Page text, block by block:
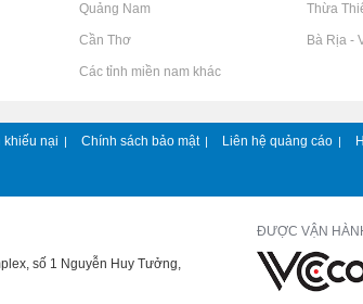
Rao vặt tại Quảng Nam Rao vặt tại Thừa
Rao vặt tại Cần Thơ Rao vặt tại Bà Rịa -
Rao vặt tại Các tỉnh miền nam khác
khiếu nại | Chính sách bảo mật | Liên hệ quảng cáo |
số 1 Nguyễn Huy Tưởng,
ĐƯỢC VẬN